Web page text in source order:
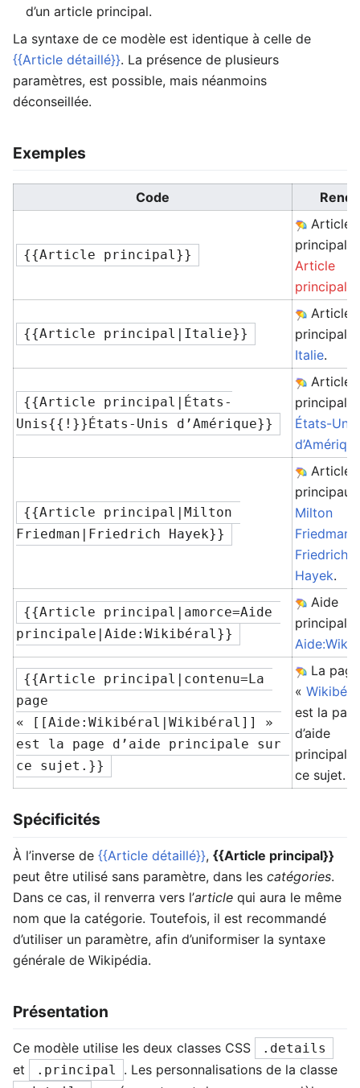
d’un article principal.
La syntaxe de ce modèle est identique à celle de
{{Article détaillé}}. La présence de plusieurs
paramètres, est possible, mais néanmoins
déconseillée.
Exemples
Code Rendu
{{Article principal}}
Article
principal :
Article
principal
{{Article principal|Italie}}
Article
principal :
Italie.
{{Article principal|États-
Unis{{!}}États-Unis d’Amérique}}
Article
principal :
États-Unis
{{Article principal|Milton
Friedman|Friedrich Hayek}}
Articles
Milton
Friedman
Friedrich
Hayek.
{{Article principal|amorce=Aide
principale|Aide:Wikibéral}}
Aide
principale
{{Article principal|contenu=La
page
« [[Aide:Wikibéral|Wikibéral]] »
est la page d’aide principale sur
ce sujet.}}
La page
«
est la
d’aide
principale
ce sujet.
Spécificités
À l’inverse de {{Article détaillé}}, {{Article principal}}
peut être utilisé sans paramètre, dans les catégories.
Dans ce cas, il renverra vers l’article qui aura le même
nom que la catégorie. Toutefois, il est recommandé
d’utiliser un paramètre, afin d’uniformiser la syntaxe
générale de Wikipédia.
Présentation
Ce modèle utilise les deux classes CSS .details
et .principal . Les personnalisations de la classe